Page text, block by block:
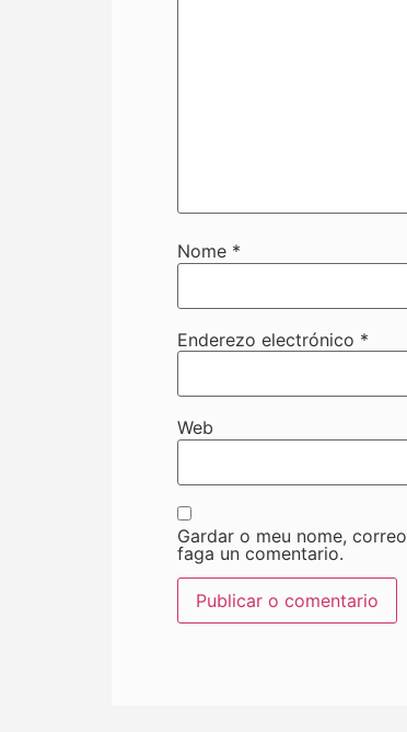
Nome *
Enderezo electrónico *
Web
Gardar o meu nome,
faga un comentario.